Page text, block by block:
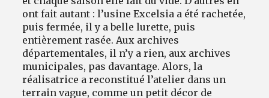
ont fait autant : l’usine Excelsia a été rachetée,
puis fermée, il y a belle lurette, puis
entièrement rasée. Aux archives
départementales, il n’y a rien, aux archives
municipales, pas davantage. Alors, la
réalisatrice a reconstitué l’atelier dans un
terrain vague, comme un petit décor de